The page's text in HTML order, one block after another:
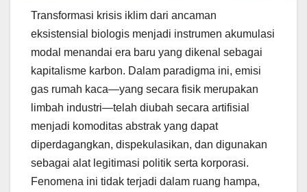
Transformasi krisis iklim dari ancaman
eksistensial biologis menjadi instrumen akumulasi
modal menandai era baru yang dikenal sebagai
kapitalisme karbon. Dalam paradigma ini, emisi
gas rumah kaca—yang secara fisik merupakan
limbah industri—telah diubah secara artifisial
menjadi komoditas abstrak yang dapat
diperdagangkan, dispekulasikan, dan digunakan
sebagai alat legitimasi politik serta korporasi.
Fenomena ini tidak terjadi dalam ruang hampa,